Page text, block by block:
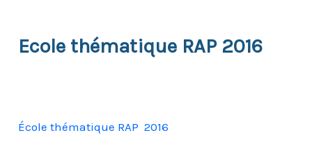
Ecole thématique RAP 2016
École thématique RAP 2016